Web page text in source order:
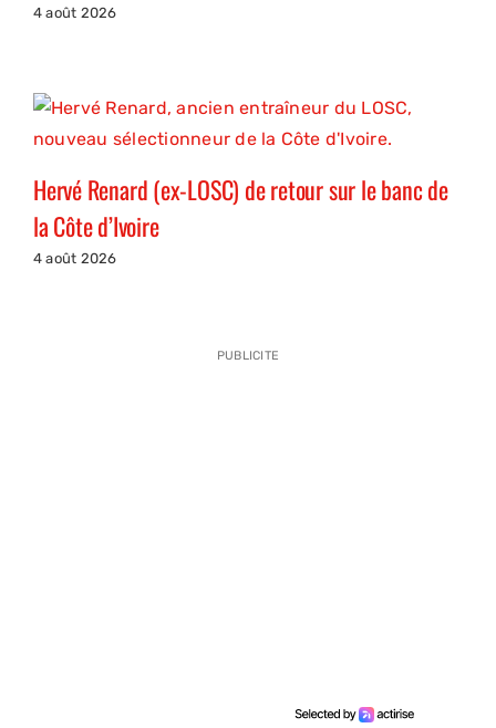
4 août 2026
Hervé Renard (ex-LOSC) de retour sur le banc de
la Côte d’Ivoire
4 août 2026
PUBLICITE